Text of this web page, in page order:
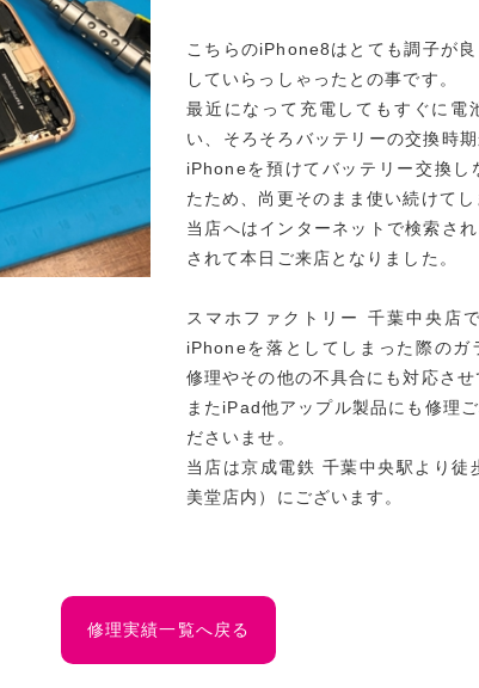
こちらのiPhone8はとても調子が
していらっしゃったとの事です。
最近になって充電してもすぐに電
い、そろそろバッテリーの交換時
iPhoneを預けてバッテリー交換し
たため、尚更そのまま使い続けてし
当店へはインターネットで検索さ
されて本日ご来店となりました。
スマホファクトリー 千葉中央店
iPhoneを落としてしまった際のガ
修理やその他の不具合にも対応させ
またiPad他アップル製品にも修理
ださいませ。
当店は京成電鉄 千葉中央駅より
美堂店内）にございます。
修理実績一覧へ戻る